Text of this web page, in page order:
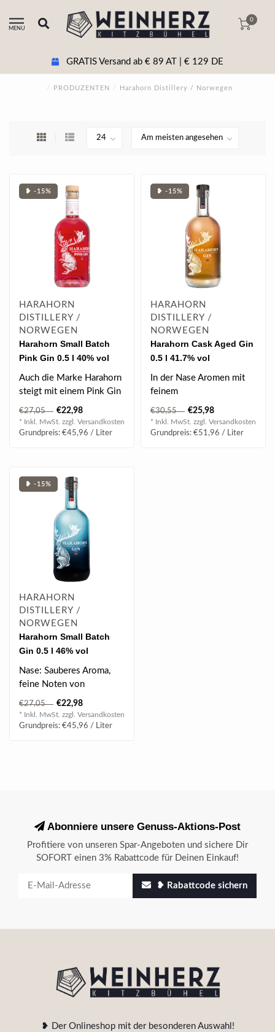
MENU
0
GRATIS Versand ab € 89 AT | € 129 DE
/ PRODUZENTEN / Harahorn Distillery / Norwegen
❥ -15%
HARAHORN
DISTILLERY /
NORWEGEN
Harahorn Small Batch
Pink Gin 0.5 l 40% vol
Auch die Marke Harahorn
steigt mit einem Pink Gin
auf dem Markt ein.
Weicher Ges..
€27,05 €22,98
* Inkl. MwSt. zzgl. Versandkosten
Grundpreis: €45,96 / Liter
❥ -15%
HARAHORN
DISTILLERY /
NORWEGEN
Harahorn Cask Aged Gin
0.5 l 41.7% vol
In der Nase Aromen mit
feinem
Wacholderbeercharakter,
Kiefernnadel und Zitrus,
e..
€30,55 €25,98
* Inkl. MwSt. zzgl. Versandkosten
Grundpreis: €51,96 / Liter
❥ -15%
HARAHORN
DISTILLERY /
NORWEGEN
Harahorn Small Batch
Gin 0.5 l 46% vol
Nase: Sauberes Aroma,
feine Noten von
Wacholder &
Zitrusfrüchten.
Gaumen: Fri..
€27,05 €22,98
* Inkl. MwSt. zzgl. Versandkosten
Grundpreis: €45,96 / Liter
Abonniere unsere Genuss-Aktions-Post
Profitiere von unseren Spar-Angeboten und sichere Dir
SOFORT einen 3% Rabattcode für Deinen Einkauf!
❥ Rabattcode sichern
❥ Der Onlineshop mit der besonderen Auswahl!